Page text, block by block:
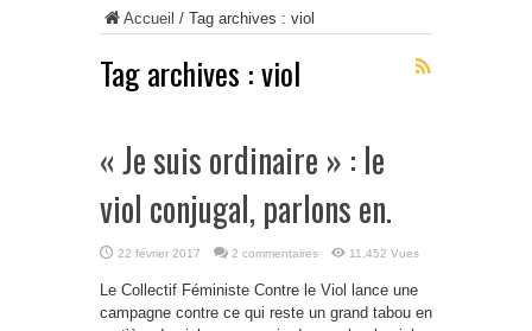
Accueil / Tag archives : viol
Tag archives :viol
« Je suis ordinaire » : le
viol conjugal, parlons en.
22 février 2017 2 commentaires 11,452 Vues
Le Collectif Féministe Contre le Viol lance une
campagne contre ce qui reste un grand tabou en